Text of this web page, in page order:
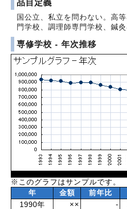
品目定義
国公立、私立を問わない。高
門学校、調理師専門学校、鍼
専修学校 - 年次推移
※このグラフはサンプルです。
年
金額 前年比
1990年
×× -